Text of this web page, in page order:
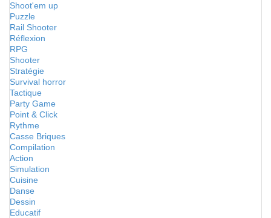
Shoot'em up
Puzzle
Rail Shooter
Réflexion
RPG
Shooter
Stratégie
Survival horror
Tactique
Party Game
Point & Click
Rythme
Casse Briques
Compilation
Action
Simulation
Cuisine
Danse
Dessin
Educatif